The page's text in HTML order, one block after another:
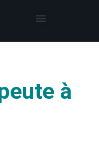
à